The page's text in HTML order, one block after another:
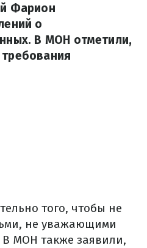
Фарион
о
В МОН отметили,
того, чтобы не
не уважающими
МОН также заявили,